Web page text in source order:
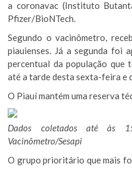
a coronavac (Instituto
Pfizer/BioNTech.
Segundo o vacinômetro,
piauienses. Já a segunda foi
percentual da população que
até a tarde desta sexta-feira e
O Piauí mantém uma reserva
Dados coletados até às
Vacinômetro/Sesapi
O grupo prioritário que mais